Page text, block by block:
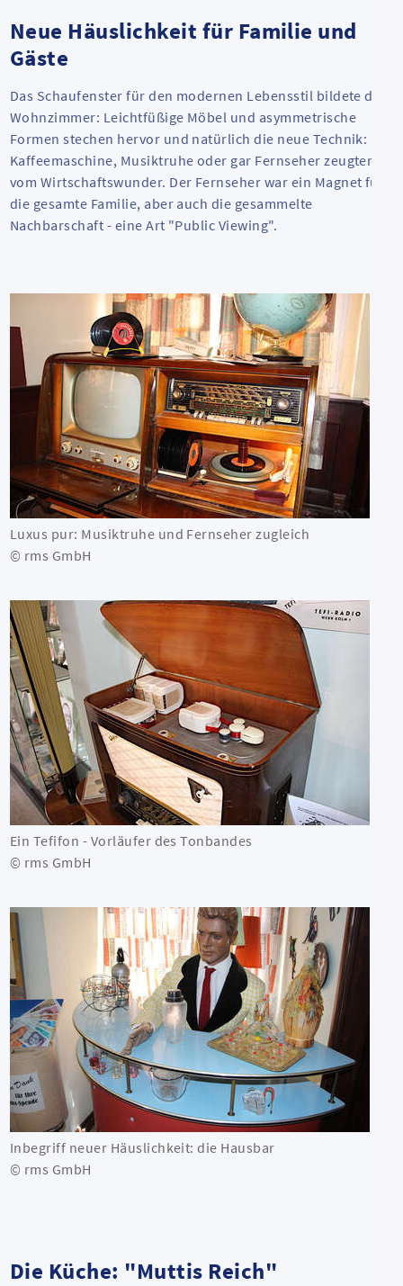
Neue Häuslichkeit für Familie und
Gäste
Das Schaufenster für den modernen Lebensstil bildete das
Wohnzimmer: Leichtfüßige Möbel und asymmetrische
Formen stechen hervor und natürlich die neue Technik:
Kaffeemaschine, Musiktruhe oder gar Fernseher zeugten
vom Wirtschaftswunder. Der Fernseher war ein Magnet für
die gesamte Familie, aber auch die gesammelte
Nachbarschaft - eine Art "Public Viewing".
Luxus pur: Musiktruhe und Fernseher zugleich
© rms GmbH
Ein Tefifon - Vorläufer des Tonbandes
© rms GmbH
Inbegriff neuer Häuslichkeit: die Hausbar
© rms GmbH
Die Küche: "Muttis Reich"